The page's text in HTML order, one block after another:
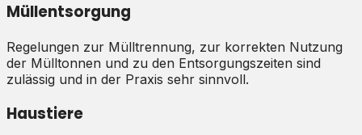
Müllentsorgung
Regelungen zur Mülltrennung, zur korrekten Nutzung
der Mülltonnen und zu den Entsorgungszeiten sind
zulässig und in der Praxis sehr sinnvoll.
Haustiere